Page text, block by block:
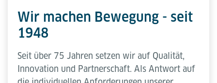
Wir machen Bewegung - seit
1948
Seit über 75 Jahren setzen wir auf Qualität,
Innovation und Partnerschaft. Als Antwort auf